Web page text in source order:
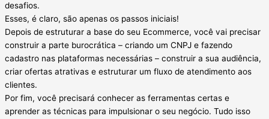
desafios.
Esses, é claro, são apenas os passos iniciais!
Depois de estruturar a base do seu Ecommerce, você vai precisar
construir a parte burocrática – criando um CNPJ e fazendo
cadastro nas plataformas necessárias – construir a sua audiência,
criar ofertas atrativas e estruturar um fluxo de atendimento aos
clientes.
Por fim, você precisará conhecer as ferramentas certas e
aprender as técnicas para impulsionar o seu negócio. Tudo isso